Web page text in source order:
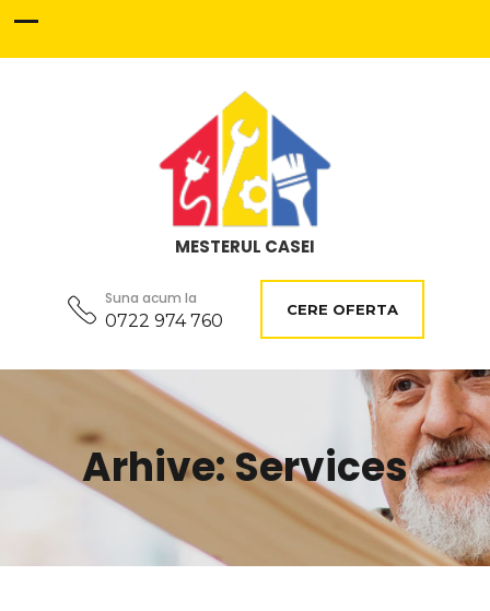
MESTERUL CASEI
Suna acum la
0722 974 760
CERE OFERTA
Arhive:Services